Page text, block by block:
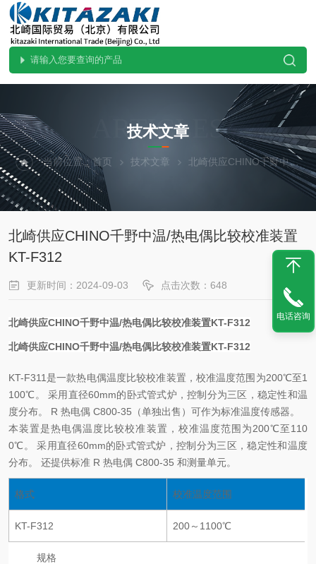
ARTICLES
技术文章
当前位置：首页 技术文章 北崎供应CHINO千野中温/热电偶比较校准装置KT-F312
北崎供应CHINO千野中温/热电偶比较校准装置
KT-F312
更新时间：2024-09-03 点击次数：648
北崎供应CHINO千野中温/热电偶比较校准装置KT-F312
北崎供应CHINO千野中温/热电偶比较校准装置KT-F312
KT-F311是一款热电偶温度比较校准装置，校准温度范围为200℃至1
100℃。 采用直径60mm的卧式管式炉，控制分为三区，稳定性和温
度分布。 R 热电偶 C800-35（单独出售）可作为标准温度传感器。
本装置是热电偶温度比较校准装置，校准温度范围为200℃至110
0℃。 采用直径60mm的卧式管式炉，控制分为三区，稳定性和温度
分布。 还提供标准 R 热电偶 C800-35 和测量单元。
格式 校准温度范围
KT-F312 200～1100℃
规格
电话咨询